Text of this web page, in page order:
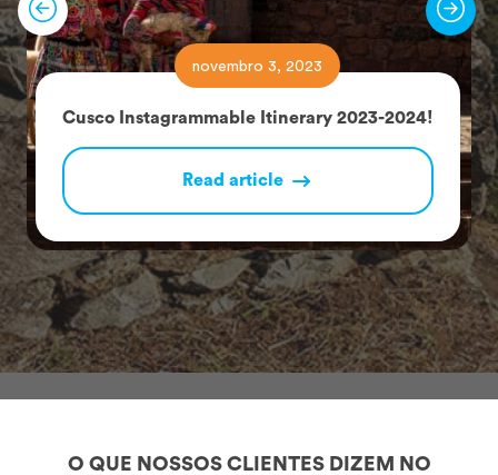
novembro 3, 2023
Cusco Instagrammable Itinerary 2023-2024!
Read article
O QUE NOSSOS CLIENTES DIZEM NO